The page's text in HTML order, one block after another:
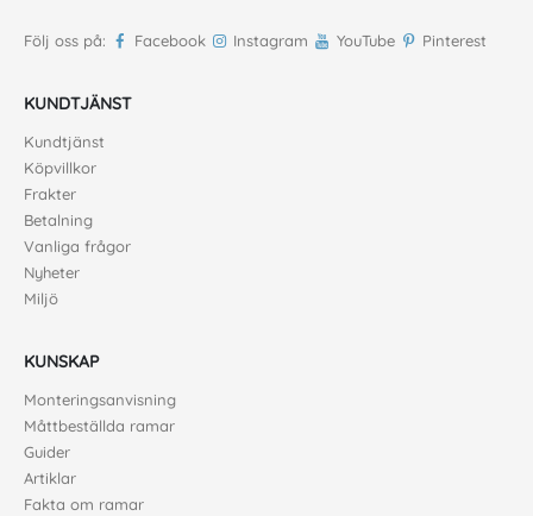
Följ oss på: Facebook Instagram YouTube Pinterest
KUNDTJÄNST
Kundtjänst
Köpvillkor
Frakter
Betalning
Vanliga frågor
Nyheter
Miljö
KUNSKAP
Monteringsanvisning
Måttbeställda ramar
Guider
Artiklar
Fakta om ramar